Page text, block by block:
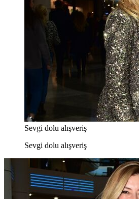
Sevgi dolu alışveriş
Sevgi dolu alışveriş